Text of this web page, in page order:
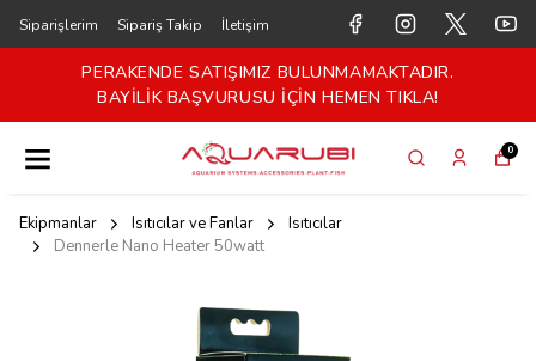
Siparişlerim Sipariş Takip İletişim
PERAKENDE SATIŞIMIZ BULUNMAMAKTADIR.
BAYİLİK BAŞVURUSU İÇİN HEMEN TIKLA!
0
Ekipmanlar Isıtıcılar ve Fanlar
Isıtıcılar
Dennerle Nano Heater 50watt